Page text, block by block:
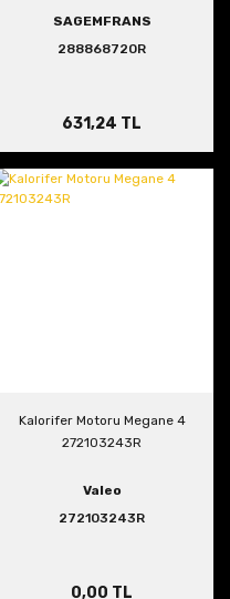
SAGEMFRANS
288868720R
631,24 TL
Kalorifer Motoru Megane 4
272103243R
Valeo
272103243R
0,00 TL